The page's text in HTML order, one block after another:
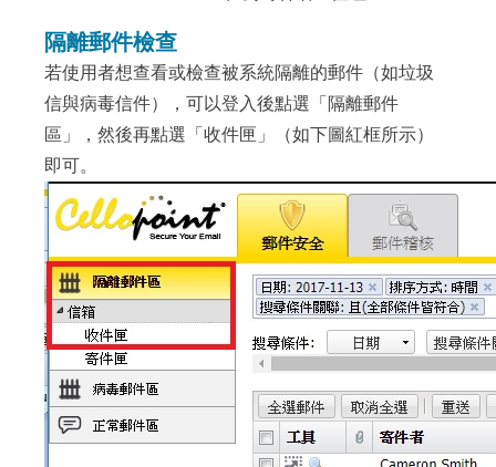
隔離郵件檢查
若使用者想查看或檢查被系統隔離的郵件（如垃圾
信與病毒信件），可以登入後點選「隔離郵件
區」，然後再點選「收件匣」（如下圖紅框所示）
即可。